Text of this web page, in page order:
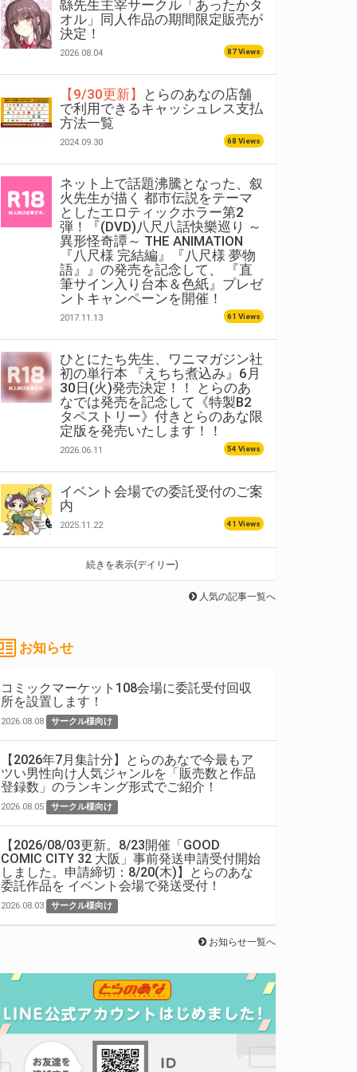
緜先生主宰サークル「あったかタ
オル」同人作品の期間限定販売が
決定！
2026.08.04 87 Views
【9/30更新】
とらのあなの店舗
で利用できるキャッシュレス支払
方法一覧
2024.09.30 68 Views
ネット上で話題沸騰となった、叙
火先生が描く 都市伝説をテーマ
としたエロティックホラー第2
弾！『(DVD)八尺八話快樂巡り ～
異形怪奇譚～ THE ANIMATION
『八尺様 完結編』『八尺様 夢物
語』』の発売を記念して、 『直
筆サイン入り台本＆色紙』プレゼ
ントキャンペーンを開催！
2017.11.13 61 Views
ひとにたち先生、ワニマガジン社
初の単行本 『えちち煮込み』6月
30日(火)発売決定！！ とらのあ
なでは発売を記念して《特製B2
タペストリー》付きとらのあな限
定版を発売いたします！！
2026.06.11 54 Views
イベント会場での委託受付のご案
内
2025.11.22 41 Views
続きを表示(デイリー)
人気の記事一覧へ
お知らせ
コミックマーケット108会場に委託受付回収
所を設置します！
2026.08.08 サークル様向け
【2026年7月集計分】とらのあなで今最もア
ツい男性向け人気ジャンルを「販売数と作品
登録数」のランキング形式でご紹介！
2026.08.05 サークル様向け
【2026/08/03更新。8/23開催「GOOD
COMIC CITY 32 大阪」事前発送申請受付開始
しました。申請締切：8/20(木)】とらのあな
委託作品を イベント会場で発送受付！
2026.08.03 サークル様向け
お知らせ一覧へ